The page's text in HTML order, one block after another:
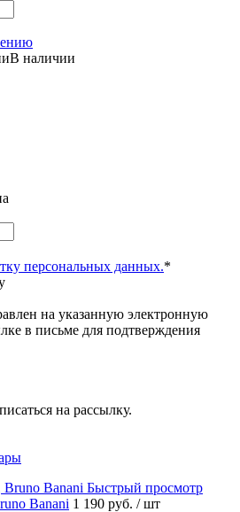
В наличии
персональных данных.*
на указанную электронную
в письме для подтверждения
на рассылку.
Быстрый просмотр
Banani 1 190 руб. / шт